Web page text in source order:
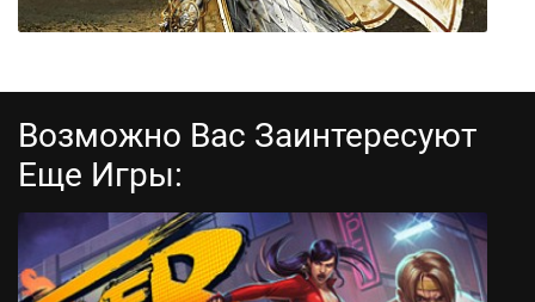
Heroes of Might and Magic V
Возможно Вас Заинтересуют
Еще Игры: